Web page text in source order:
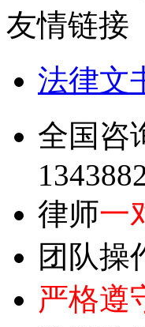
友情链接
法律文
全国咨
律师一
团队操
严格遵